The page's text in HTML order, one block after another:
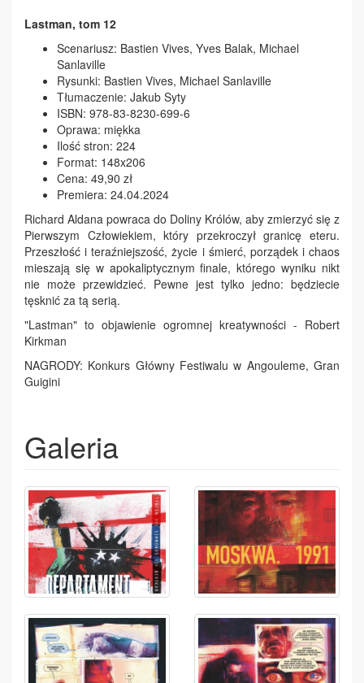
Lastman, tom 12
Scenariusz: Bastien Vives, Yves Balak, Michael
Sanlaville
Rysunki: Bastien Vives, Michael Sanlaville
Tłumaczenie: Jakub Syty
ISBN: 978-83-8230-699-6
Oprawa: miękka
Ilość stron: 224
Format: 148x206
Cena: 49,90 zł
Premiera: 24.04.2024
Richard Aldana powraca do Doliny Królów, aby zmierzyć się z
Pierwszym Człowiekiem, który przekroczył granicę eteru.
Przeszłość i teraźniejszość, życie i śmierć, porządek i chaos
mieszają się w apokaliptycznym finale, którego wyniku nikt
nie może przewidzieć. Pewne jest tylko jedno: będziecie
tęsknić za tą serią.
"Lastman" to objawienie ogromnej kreatywności - Robert
Kirkman
NAGRODY: Konkurs Główny Festiwalu w Angouleme, Gran
Guigini
Galeria